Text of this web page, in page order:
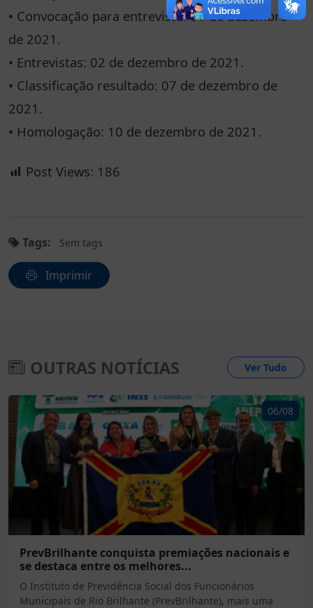
• Convocação para entrevista: 01 de dezembro
de 2021.
• Entrevistas: 02 de dezembro de 2021.
• Classificação resultado: 07 de dezembro de
2021.
• Homologação: 10 de dezembro de 2021.
Post Views: 186
Tags: Sem tags
Imprimir
OUTRAS NOTÍCIAS Ver Tudo
06/08
PrevBrilhante conquista premiações nacionais e
se destaca entre os melhores...
O Instituto de Previdência Social dos Funcionários
Municipais de Rio Brilhante (PrevBrilhante), mais uma